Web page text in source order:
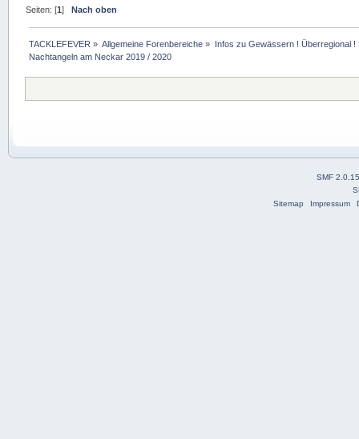
Seiten: [1] Nach oben
TACKLEFEVER » Allgemeine Forenbereiche » Infos zu Gewässern ! Überregional !
Nachtangeln am Neckar 2019 / 2020
SMF 2.0.15
Sitemap
Impressum